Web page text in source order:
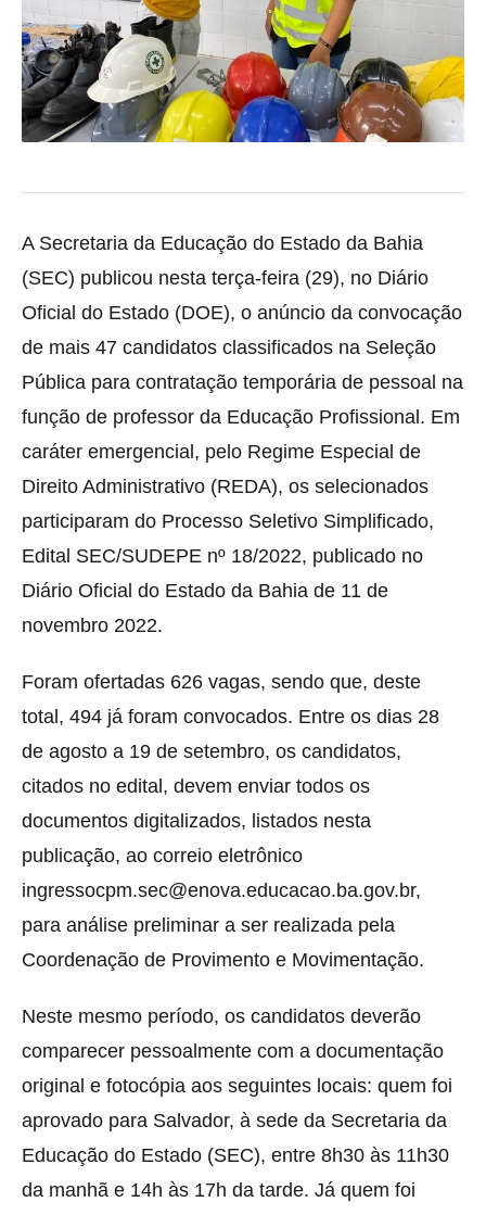
A Secretaria da Educação do Estado da Bahia
(SEC) publicou nesta terça-feira (29), no Diário
Oficial do Estado (DOE), o anúncio da convocação
de mais 47 candidatos classificados na Seleção
Pública para contratação temporária de pessoal na
função de professor da Educação Profissional. Em
caráter emergencial, pelo Regime Especial de
Direito Administrativo (REDA), os selecionados
participaram do Processo Seletivo Simplificado,
Edital SEC/SUDEPE nº 18/2022, publicado no
Diário Oficial do Estado da Bahia de 11 de
novembro 2022.
Foram ofertadas 626 vagas, sendo que, deste
total, 494 já foram convocados. Entre os dias 28
de agosto a 19 de setembro, os candidatos,
citados no edital, devem enviar todos os
documentos digitalizados, listados nesta
publicação, ao correio eletrônico
ingressocpm.sec@enova.educacao.ba.gov.br,
para análise preliminar a ser realizada pela
Coordenação de Provimento e Movimentação.
Neste mesmo período, os candidatos deverão
comparecer pessoalmente com a documentação
original e fotocópia aos seguintes locais: quem foi
aprovado para Salvador, à sede da Secretaria da
Educação do Estado (SEC), entre 8h30 às 11h30
da manhã e 14h às 17h da tarde. Já quem foi